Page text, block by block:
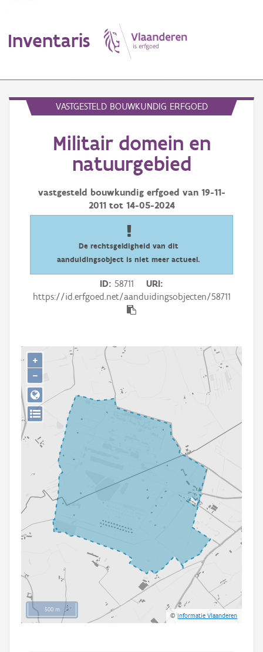
Inventaris
Erfgoedobject
Aanduidingsobject
Waarneming
Downloads
Aanmelden
VASTGESTELD BOUWKUNDIG ERFGOED
Militair domein en
natuurgebied
vastgesteld bouwkundig erfgoed van 19-11-
2011tot 14-05-2024
De rechtsgeldigheid van dit
aanduidingsobject is niet meer actueel.
ID 58711
URI
https://id.erfgoed.net/aanduidingsobjecten/58711
500 m
©Informatie Vlaanderen
+
−